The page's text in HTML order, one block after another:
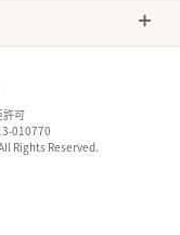
許可
010770
Rights Reserved.